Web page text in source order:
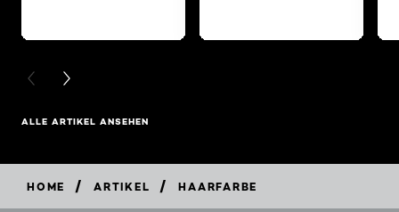
PREVIOUS CARD
NEXT CARD
ALLE ARTIKEL ANSEHEN
HOME / ARTIKEL / HAARFARBE